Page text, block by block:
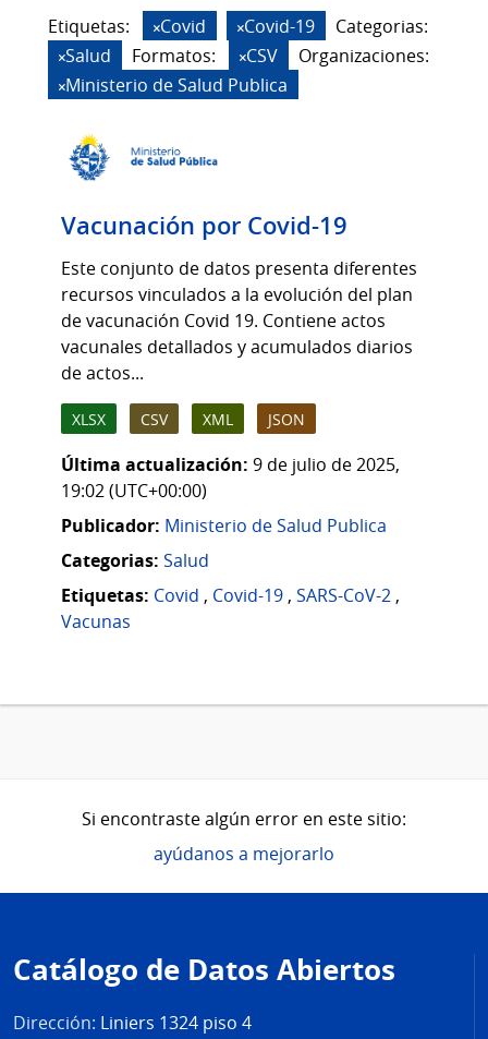
Etiquetas: Covid Covid-19
Categorias:
Salud
Formatos: CSV
Organizaciones:
Ministerio de Salud Publica
Vacunación por Covid-19
Este conjunto de datos presenta diferentes
recursos vinculados a la evolución del plan
de vacunación Covid 19. Contiene actos
vacunales detallados y acumulados diarios
de actos...
XLSX CSV XML JSON
Última actualización: 9 de julio de 2025,
19:02 (UTC+00:00)
Publicador: Ministerio de Salud Publica
Categorias: Salud
Etiquetas: Covid , Covid-19 , SARS-CoV-2 ,
Vacunas
Si encontraste algún error en este sitio:
ayúdanos a mejorarlo
de
página
Catálogo de Datos Abiertos
Dirección: Liniers 1324 piso 4